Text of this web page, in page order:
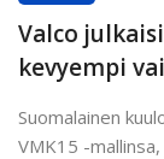
Valco
kevyempi
Suomalainen
VMK15 -